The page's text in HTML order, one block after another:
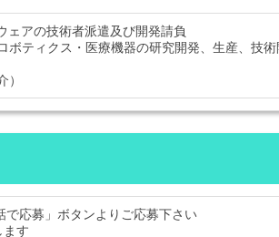
ェアの技術者派遣及び開発請負
ティクス・医療機器の研究開発、生産、技術
応募」ボタンよりご応募下さい
ます